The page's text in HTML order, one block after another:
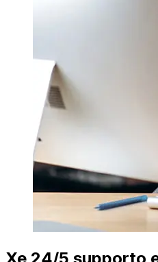
Xe 24/5 supporto